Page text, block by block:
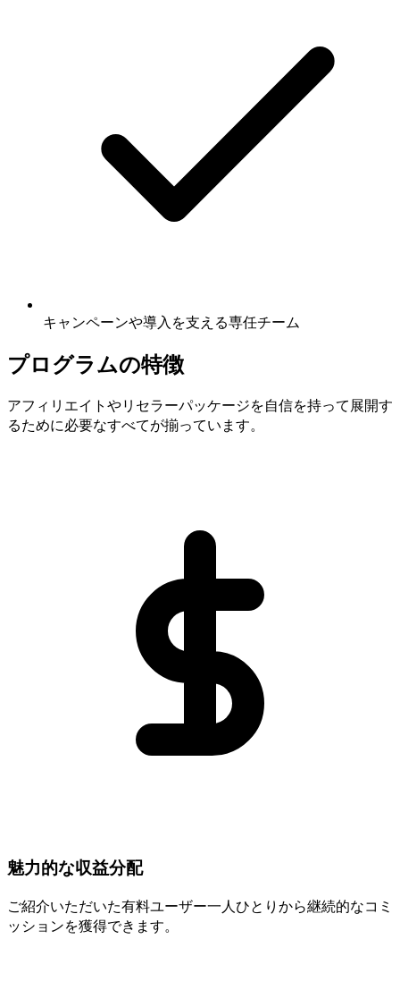
キャンペーンや導入を支える専任チーム
プログラムの特徴
アフィリエイトやリセラーパッケージを自信を持って展開す
るために必要なすべてが揃っています。
魅力的な収益分配
ご紹介いただいた有料ユーザー一人ひとりから継続的なコミ
ッションを獲得できます。